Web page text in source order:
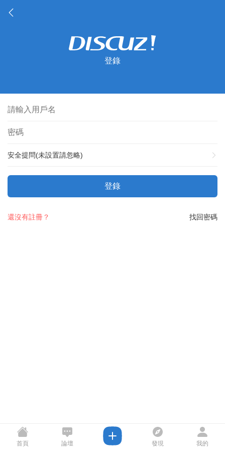
登錄
安全提問(未設置請忽略)
登錄
找回密碼
還沒有註冊？
首頁 論壇 發現 我的